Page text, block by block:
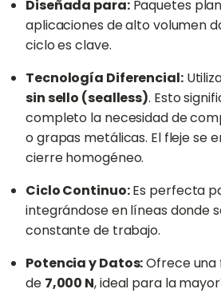
Diseñada para:Paquetes
aplicaciones de alto volumen
ciclo es clave.
Tecnología Diferencial:
sin sello (sealless). Esto
completo la necesidad de
o grapas metálicas. El fleje se
cierre homogéneo.
Ciclo Continuo:Es perfecta
integrándose en líneas donde
constante de trabajo.
Potencia y Datos:Ofrece una
de 7,000 N, ideal para la